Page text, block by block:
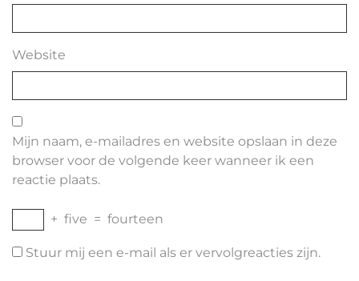
Website
Mijn naam, e-mailadres en website opslaan in deze
browser voor de volgende keer wanneer ik een
reactie plaats.
+ five = fourteen
Stuur mij een e-mail als er vervolgreacties zijn.